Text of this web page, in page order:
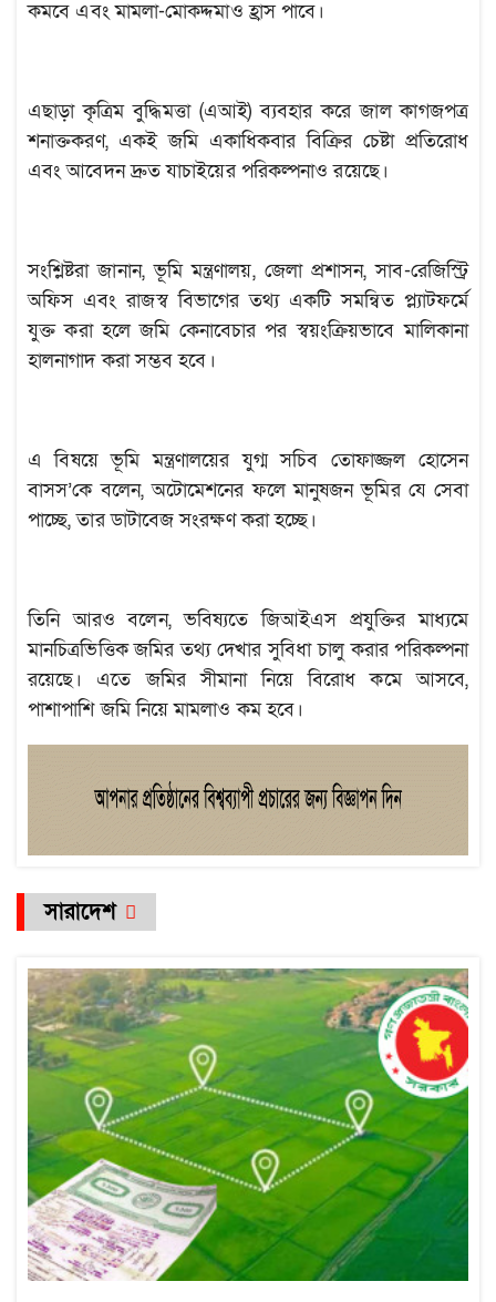
কমবে এবং মামলা-মোকদ্দমাও হ্রাস পাবে।
এছাড়া কৃত্রিম বুদ্ধিমত্তা (এআই) ব্যবহার করে জাল কাগজপত্র
শনাক্তকরণ, একই জমি একাধিকবার বিক্রির চেষ্টা প্রতিরোধ
এবং আবেদন দ্রুত যাচাইয়ের পরিকল্পনাও রয়েছে।
সংশ্লিষ্টরা জানান, ভূমি মন্ত্রণালয়, জেলা প্রশাসন, সাব-রেজিস্ট্রি
অফিস এবং রাজস্ব বিভাগের তথ্য একটি সমন্বিত প্ল্যাটফর্মে
যুক্ত করা হলে জমি কেনাবেচার পর স্বয়ংক্রিয়ভাবে মালিকানা
হালনাগাদ করা সম্ভব হবে।
এ বিষয়ে ভূমি মন্ত্রণালয়ের যুগ্ম সচিব তোফাজ্জল হোসেন
বাসস’কে বলেন, অটোমেশনের ফলে মানুষজন ভূমির যে সেবা
পাচ্ছে, তার ডাটাবেজ সংরক্ষণ করা হচ্ছে।
তিনি আরও বলেন, ভবিষ্যতে জিআইএস প্রযুক্তির মাধ্যমে
মানচিত্রভিত্তিক জমির তথ্য দেখার সুবিধা চালু করার পরিকল্পনা
রয়েছে। এতে জমির সীমানা নিয়ে বিরোধ কমে আসবে,
পাশাপাশি জমি নিয়ে মামলাও কম হবে।
সারাদেশ